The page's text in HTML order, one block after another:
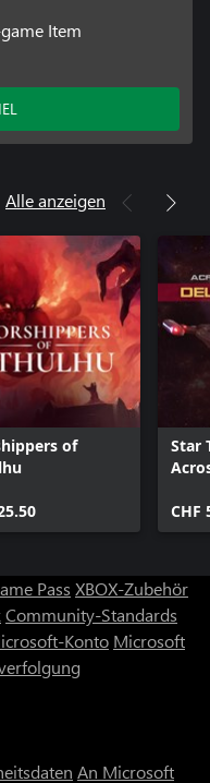
Item
Alle anzeigen
of
Star
CHF
Pass XBOX-Zubehör
Community-Standards
Konto Microsoft
An Microsoft